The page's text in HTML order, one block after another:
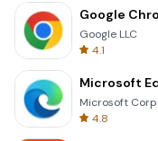
Google
Google LLC
4.1
Microsoft
Microsoft
4.8